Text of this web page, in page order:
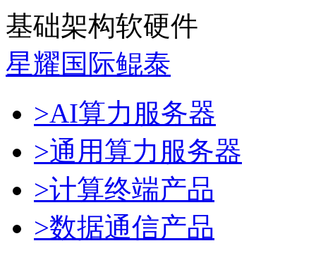
基础架构软硬件
星耀国际鲲泰
>AI算力服务器
>通用算力服务器
>计算终端产品
>数据通信产品